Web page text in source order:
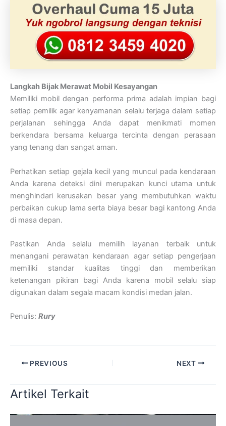
Langkah Bijak Merawat Mobil Kesayangan
Memiliki mobil dengan performa prima adalah impian bagi
setiap pemilik agar kenyamanan selalu terjaga dalam setiap
perjalanan sehingga Anda dapat menikmati momen
berkendara bersama keluarga tercinta dengan perasaan
yang tenang dan sangat aman.
Perhatikan setiap gejala kecil yang muncul pada kendaraan
Anda karena deteksi dini merupakan kunci utama untuk
menghindari kerusakan besar yang membutuhkan waktu
perbaikan cukup lama serta biaya besar bagi kantong Anda
di masa depan.
Pastikan Anda selalu memilih layanan terbaik untuk
menangani perawatan kendaraan agar setiap pengerjaan
memiliki standar kualitas tinggi dan memberikan
ketenangan pikiran bagi Anda karena mobil selalu siap
digunakan dalam segala macam kondisi medan jalan.
Penulis: Rury
PREVIOUS NEXT
Artikel Terkait